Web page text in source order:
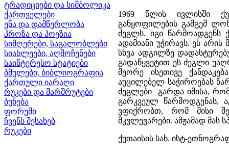
ტრადიციები და სიმბოლიკა
ქართველები
ენა და დამწერლობა
პროზა და პოეზია
სიმღერები, საგალობლები
სიახლეები, აღმოჩენები
საინტერესო სტატიები
ბმულები, ბიბლიოგრაფია
ქართული იარაღი
რუკები და მარშრუტები
ბუნება
ფორუმი
ჩვენს შესახებ
რუკები
1969 წლის ივლისში
განყოფილების გამგემ
ძეგლს. იგი წარმოადგენს
ადამიანი უჭირავს. ეს
სხვა ადგილზე
გადაწყვეტით ეს ძეგლი
მეორე ისეთივე
აუცილებელ საჭიროებას
ძეგლები გარდა იმისა,
გარკვეულ წარმოდგენას,
ვფიქრობთ, რომ მისი
მკვლევარები. ამჟამად მას
ქუთაისის სახ. ისტ-